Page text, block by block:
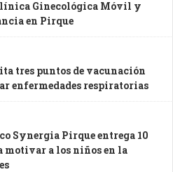
Ginecológica Móvil y
en Pirque
tres puntos de vacunación
enfermedades respiratorias
Synergia Pirque entrega 10
motivar a los niños en la